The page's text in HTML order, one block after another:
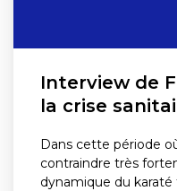
Interview de
la crise
Dans cette période
contraindre très
dynamique du karaté